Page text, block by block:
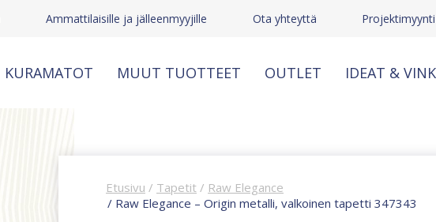
Ammattilaisille ja jälleenmyyjille Ota yhteyttä Projektimyynti
KURAMATOT MUUT TUOTTEET OUTLET IDEAT &
Etusivu / Tapetit / Raw Elegance
/ Raw Elegance – Origin metalli, valkoinen tapetti 347343